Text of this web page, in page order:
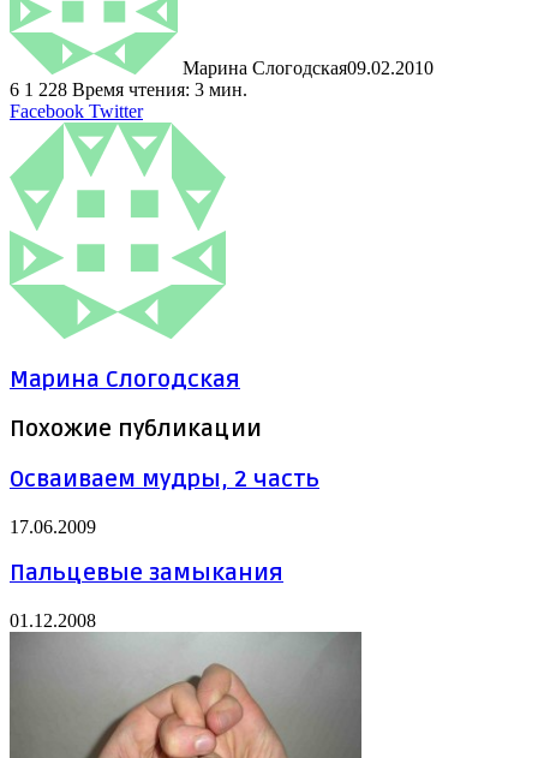
Марина Слогодская09.02.2010
6 1 228 Время чтения: 3 мин.
Facebook TwitterLinkedIn
Tumblr
Pinterest
Reddit
ВКонтакте
Поделиться
через
электронную
почту
Печатать
Марина Слогодская
Похожие публикации
Осваиваем мудры, 2 часть
17.06.2009
Пальцевые замыкания
01.12.2008